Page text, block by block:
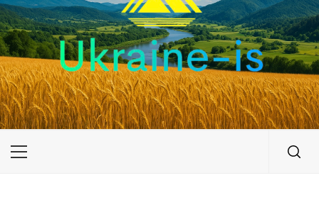
UKRAINE-IS
ПУТЕШЕСТВИЕ ПО УКРАИНЕ
Primary